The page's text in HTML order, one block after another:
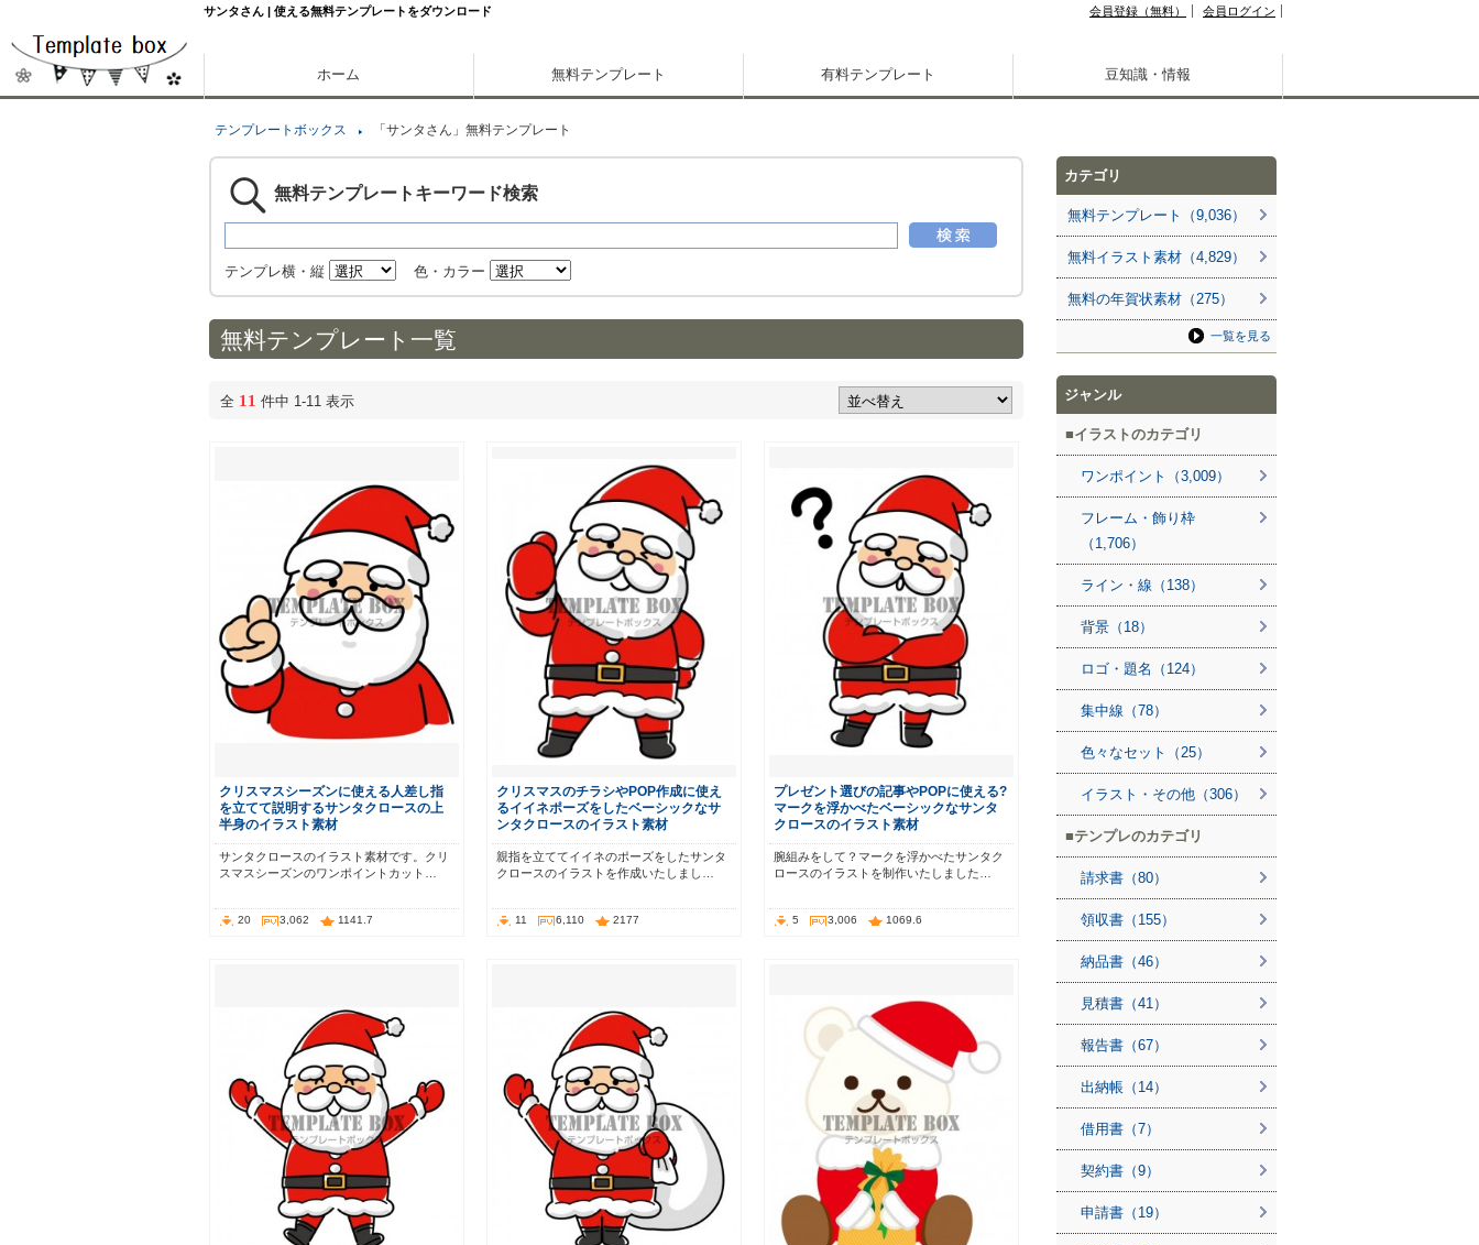
サンタさん | 使える無料テンプレートをダウンロード 会員登録（無料） 会員ログイン
ホーム 無料テンプレート 有料テンプレート 豆知識・情報
テンプレートボックス 「サンタさん」無料テンプレート
無料テンプレートキーワード検索
テンプレ横・縦 色・カラー
無料テンプレート一覧
全 11 件中 1-11 表示
クリスマスシーズンに使える人差し指
を立てて説明するサンタクロースの上
半身のイラスト素材
サンタクロースのイラスト素材です。クリ
スマスシーズンのワンポイントカット…
20 3,062 1141.7
クリスマスのチラシやPOP作成に使え
るイイネポーズをしたベーシックなサ
ンタクロースのイラスト素材
親指を立ててイイネのポーズをしたサンタ
クロースのイラストを作成いたしまし…
11 6,110 2177
プレゼント選びの記事やPOPに使える?
マークを浮かべたベーシックなサンタ
クロースのイラスト素材
腕組みをして？マークを浮かべたサンタク
ロースのイラストを制作いたしました…
5 3,006 1069.6
カテゴリ
無料テンプレート（9,036）
無料イラスト素材（4,829）
無料の年賀状素材（275）
一覧を見る
ジャンル
イラストのカテゴリ
ワンポイント（3,009）
フレーム・飾り枠
（1,706）
ライン・線（138）
背景（18）
ロゴ・題名（124）
集中線（78）
色々なセット（25）
イラスト・その他（306）
テンプレのカテゴリ
請求書（80）
領収書（155）
納品書（46）
見積書（41）
報告書（67）
出納帳（14）
借用書（7）
契約書（9）
申請書（19）